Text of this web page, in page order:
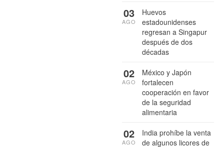
Huevos
estadounidenses
regresan a Singapur
después de dos
décadas
03
AGO
México y Japón
fortalecen
cooperación en favor
de la seguridad
alimentaria
02
AGO
India prohíbe la venta
de algunos licores de
02
AGO